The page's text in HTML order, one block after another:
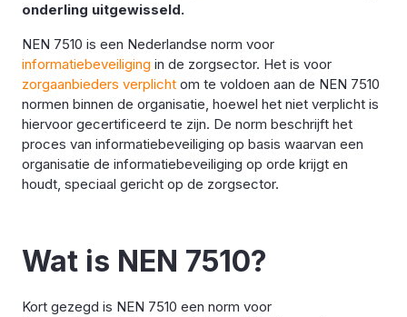
onderling uitgewisseld.
NEN 7510 is een Nederlandse norm voor
informatiebeveiliging in de zorgsector. Het is voor
zorgaanbieders verplichtom te voldoen aan de NEN 7510
normen binnen de organisatie, hoewel het niet verplicht is
hiervoor gecertificeerd te zijn. De norm beschrijft het
proces van informatiebeveiliging op basis waarvan een
organisatie de informatiebeveiliging op orde krijgt en
houdt, speciaal gericht op de zorgsector.
Wat is NEN 7510?
Kort gezegd is NEN 7510 een norm voor